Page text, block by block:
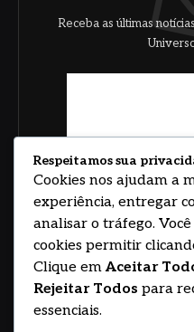
Receba as últimas
Respeitamos sua
Cookies nos ajudam a
experiência, entregar
analisar o tráfego.
cookies permitir
Clique em Aceitar
Rejeitar Todos para
essenciais.